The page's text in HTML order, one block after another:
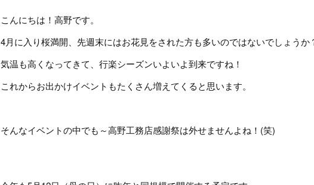
こんにちは！高野です。
4月に入り桜満開、先週末にはお花見をされた方も多いのではないでしょうか
気温も高くなってきて、行楽シーズンいよいよ到来ですね！
これからお出かけイベントもたくさん増えてくると思います。
そんなイベントの中でも～高野工務店感謝祭は外せませんよね！(笑)